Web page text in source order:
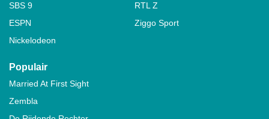
SBS 9
RTL Z
ESPN
Ziggo Sport
Nickelodeon
Populair
Married At First Sight
Zembla